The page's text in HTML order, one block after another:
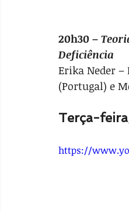
20h30 –
Deficiência
Erika Neder –
(Portugal) e
Terça-
https://